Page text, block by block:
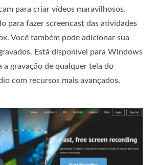
para criar vídeos maravilhosos.
para fazer screencast das atividades
Você também pode adicionar sua
Está disponível para Windows
a gravação de qualquer tela do
com recursos mais avançados.